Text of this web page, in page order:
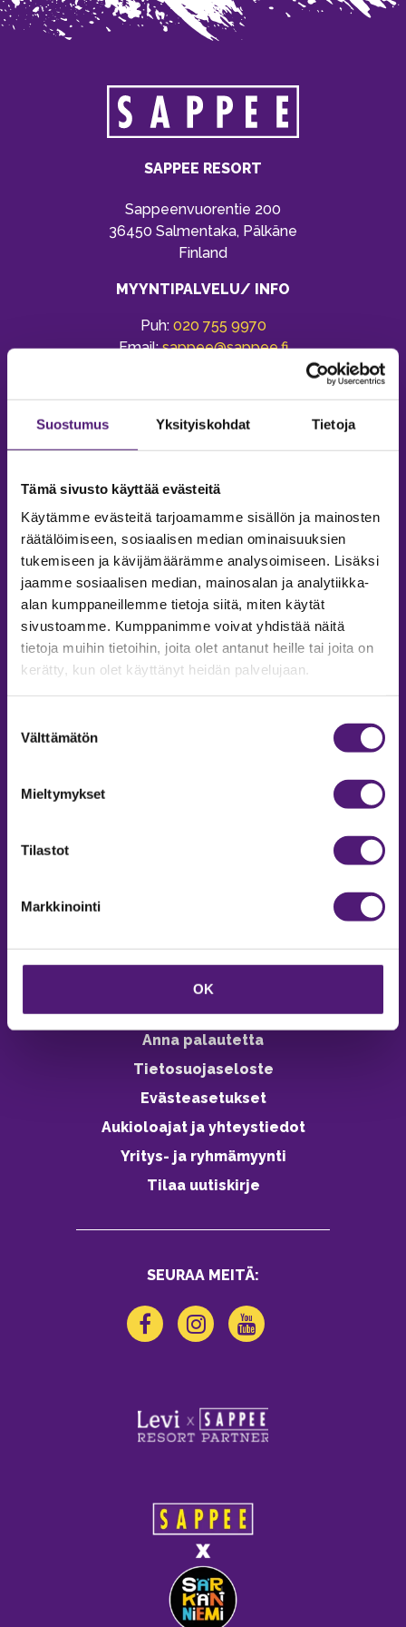
Suostumus Yksityiskohdat Tietoja
Tämä sivusto käyttää evästeitä
Käytämme evästeitä tarjoamamme sisällön ja mainosten
räätälöimiseen, sosiaalisen median ominaisuuksien
tukemiseen ja kävijämäärämme analysoimiseen. Lisäksi
jaamme sosiaalisen median, mainosalan ja analytiikka-
alan kumppaneillemme tietoja siitä, miten käytät
sivustoamme. Kumppanimme voivat yhdistää näitä
tietoja muihin tietoihin, joita olet antanut heille tai joita on
kerätty, kun olet käyttänyt heidän palvelujaan.
valinta
Välttämätön
Mieltymykset
Tilastot
Markkinointi
OK
SAPPEE RESORT
Sappeenvuorentie 200
36450 Salmentaka, Pälkäne
Finland
MYYNTIPALVELU/ INFO
Puh: 020 755 9970
Email:sappee@sappee.fi
MAJOITUS
Tiedustelut & Varaukset
Vastuullisuus
Ympäristöohjelma
Avoimet työpaikat
Anna palautetta
Tietosuojaseloste
Evästeasetukset
Aukioloajat ja yhteystiedot
Yritys- ja ryhmämyynti
Tilaa uutiskirje
SEURAA MEITÄ: